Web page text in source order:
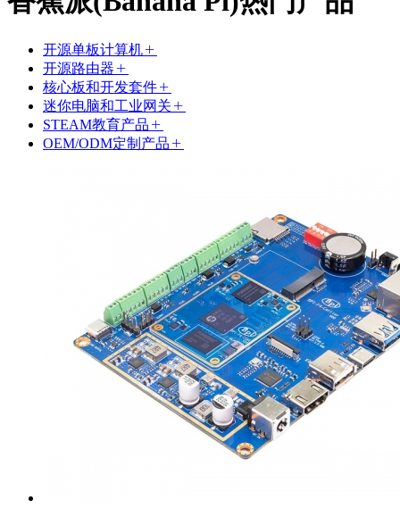
开源单板计算机
开源路由器
核心板和开发套件
迷你电脑和工业网关
STEAM教育产品
OEM/ODM定制产品